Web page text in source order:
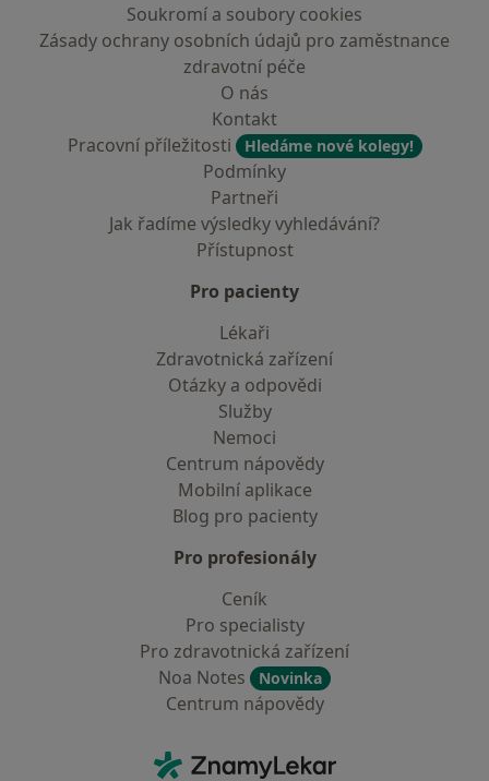
Soukromí a soubory cookies
Zásady ochrany osobních údajů pro zaměstnance
zdravotní péče
O nás
Kontakt
Pracovní příležitosti
Hledáme nové kolegy!
Podmínky
Partneři
Jak řadíme výsledky vyhledávání?
Přístupnost
Pro pacienty
Lékaři
Zdravotnická zařízení
Otázky a odpovědi
Služby
Nemoci
Centrum nápovědy
Mobilní aplikace
Blog pro pacienty
Pro profesionály
Ceník
Pro specialisty
Pro zdravotnická zařízení
Noa Notes
Novinka
Centrum nápovědy
ZnamyLekar - Hlavní stránka